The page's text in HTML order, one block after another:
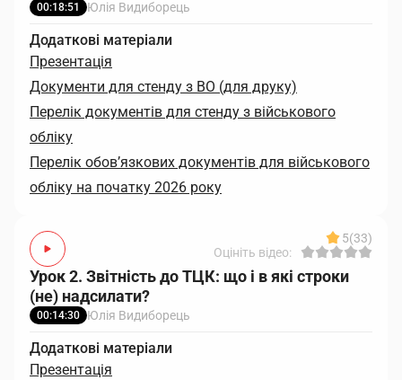
00:18:51 Юлія Видиборець
Додаткові матеріали
Презентація
Документи для стенду з ВО (для друку)
Перелік документів для стенду з військового
обліку
Перелік обов’язкових документів для військового
обліку на початку 2026 року
5(33)
Оцініть відео:
Урок 2. Звітність до ТЦК: що і в які строки
(не) надсилати?
00:14:30 Юлія Видиборець
Додаткові матеріали
Презентація